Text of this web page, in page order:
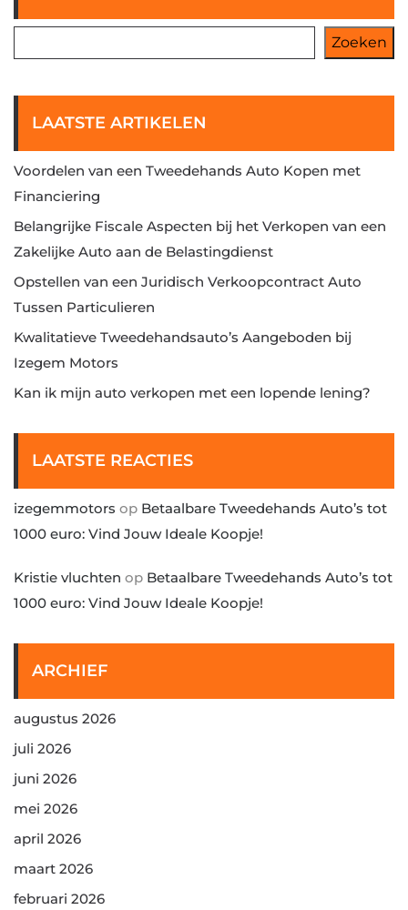
Zoeken
LAATSTE ARTIKELEN
Voordelen van een Tweedehands Auto Kopen met
Financiering
Belangrijke Fiscale Aspecten bij het Verkopen van een
Zakelijke Auto aan de Belastingdienst
Opstellen van een Juridisch Verkoopcontract Auto
Tussen Particulieren
Kwalitatieve Tweedehandsauto’s Aangeboden bij
Izegem Motors
Kan ik mijn auto verkopen met een lopende lening?
LAATSTE REACTIES
izegemmotors op Betaalbare Tweedehands Auto’s tot
1000 euro: Vind Jouw Ideale Koopje!
Kristie vluchten op Betaalbare Tweedehands Auto’s tot
1000 euro: Vind Jouw Ideale Koopje!
ARCHIEF
augustus 2026
juli 2026
juni 2026
mei 2026
april 2026
maart 2026
februari 2026